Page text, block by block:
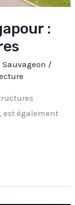
:
Sauvageon /
est également